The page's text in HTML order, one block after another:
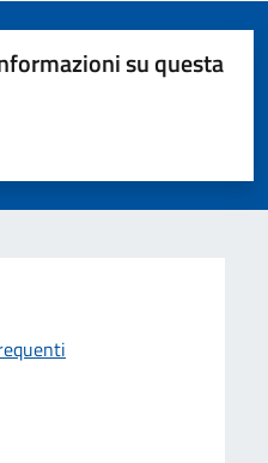
su questa
su 5